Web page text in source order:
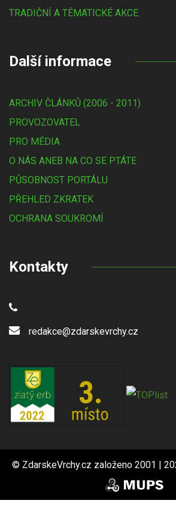
TRADIČNÍ A TÉMATICKÉ AKCE
Další informace
ARCHIV ČLÁNKŮ (2006 - 2011)
PROVOZOVATEL
PRO MÉDIA
O NÁS ANEB NA CO SE PTÁTE
PŮSOBNOST PORTÁLU
PŘEHLED ZKRATEK
OCHRANA SOUKROMÍ
Kontakty
redakce@zdarskevrchy.cz
© ZdarskeVrchy.cz založeno 2001 |